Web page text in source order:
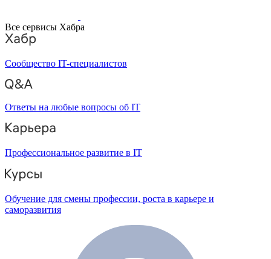
Все сервисы Хабра
Сообщество IT-специалистов
Ответы на любые вопросы об IT
Профессиональное развитие в IT
Обучение для смены профессии, роста в карьере и
саморазвития